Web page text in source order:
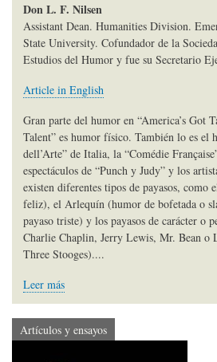
Don L. F. Nilsen
Assistant Dean. Humanities Division.
State University. Cofundador de la
Estudios del Humor y fue su Secretario
Article in English
Gran parte del humor en “America’s Got
Talent” es humor físico. También lo es el
dell’Arte” de Italia, la “Comédie
espectáculos de “Punch y Judy” y los
existen diferentes tipos de payasos, como
feliz), el Arlequín (humor de bofetada o
payaso triste) y los payasos de carácter o
Charlie Chaplin, Jerry Lewis, Mr. Bean o
Three Stooges)....
Leer más
Artículos y ensayos